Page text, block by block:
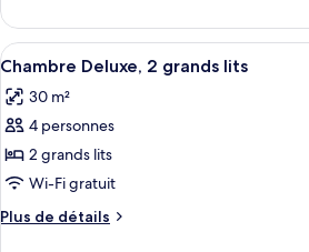
classique,
très
grand
lit,
accessible
aux
personnes
à
Chambre
classique,
1
grand
lit,
aux
personnes
mobilité
Afficher
toutes
les
photos
pour
ce
type
de
Une
5
Chambre Deluxe, 2 grands lits
30 m²
4 personnes
2 grands lits
Wi-Fi gratuit
Plus de détails
Plus